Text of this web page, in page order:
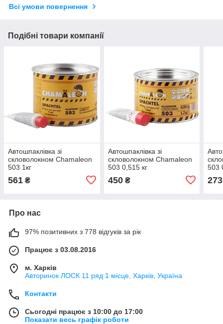
Всі умови повернення
Подібні товари компанії
Автошпаклівка зі
скловолокном Chamaleon
503 1кг
561 ₴
Автошпаклівка зі
скловолокном Chamaleon
503 0,515 кг
450₴
503
273
Про нас
97% позитивних з 778 відгуків за рік
Працює з 03.08.2016
м. Харків
Авторинок ЛОСК 11 ряд 1 місце, Харків, Україна
Контакти
Сьогодні працює з 10:00 до 17:00
Показати весь графік роботи